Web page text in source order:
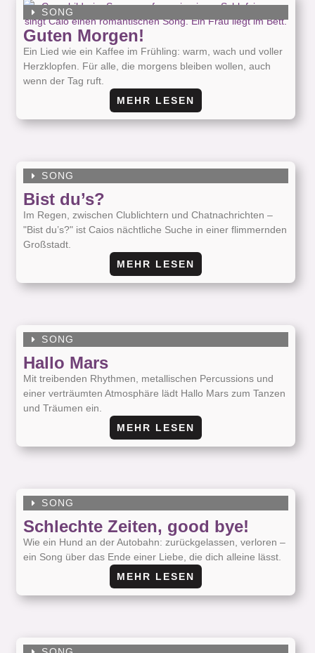
SONG
Guten Morgen!
Ein Lied wie ein Kaffee im Frühling: warm, wach und voller
Herzklopfen. Für alle, die morgens bleiben wollen, auch
wenn der Tag ruft.
MEHR LESEN
SONG
Bist du’s?
Im Regen, zwischen Clublichtern und Chatnachrichten –
"Bist du’s?" ist Caios nächtliche Suche in einer flimmernden
Großstadt.
MEHR LESEN
SONG
Hallo Mars
Mit treibenden Rhythmen, metallischen Percussions und
einer verträumten Atmosphäre lädt Hallo Mars zum Tanzen
und Träumen ein.
MEHR LESEN
SONG
Schlechte Zeiten, good bye!
Wie ein Hund an der Autobahn: zurückgelassen, verloren –
ein Song über das Ende einer Liebe, die dich alleine lässt.
MEHR LESEN